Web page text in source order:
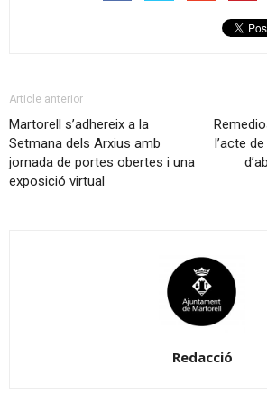
Article anterior
Martorell s’adhereix a la
Setmana dels Arxius amb
jornada de portes obertes i una
exposició virtual
l’acte
Redacció